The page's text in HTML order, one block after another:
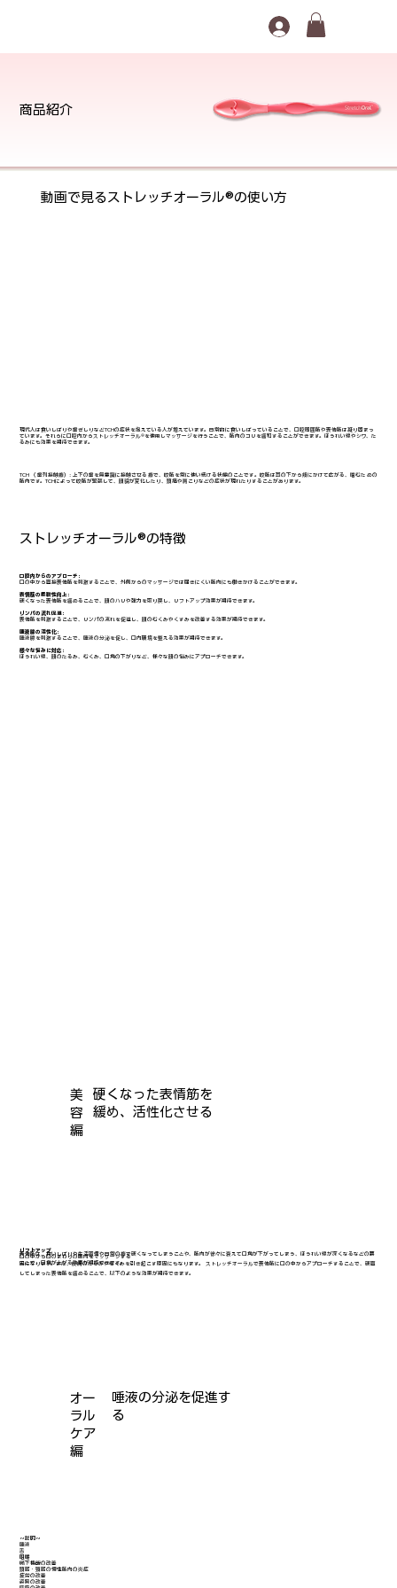
商品紹介
動画で見るストレッチオーラル®の使い方
現代人は食いしばりや歯ぎしりなどTCHの症状を抱えている人が増えています。日常的に食いしばっていることで、口腔周囲筋や表情筋は凝り固まっ
ています。それらに口腔内からストレッチオーラル®を使用しマッサージを行うことで、筋肉のコリを緩和することができます。ほうれい線やシワ、た
るみにも効果を期待できます。
TCH （歯列接触癖）: 上下の歯を無意識に接触させる癖で、咬筋を常に使い続ける状態のことです。咬筋は耳の下から頬にかけて広がる、噛むための
筋肉です。TCHによって咬筋が緊張して、顔貌が変化したり、頭痛や肩こりなどの症状が現れたりすることがあります。
ストレッチオーラル®の特徴
口腔内からのアプローチ:
口の中から直接表情筋を刺激することで、外側からのマッサージでは届きにくい筋肉にも働きかけることができます。
表情筋の柔軟性向上:
硬くなった表情筋を緩めることで、顔のハリや弾力を取り戻し、リフトアップ効果が期待できます。
リンパの流れ促進:
表情筋を刺激することで、リンパの流れを促進し、顔のむくみやくすみを改善する効果が期待できます。
唾液腺の活性化:
唾液腺を刺激することで、唾液の分泌を促し、口内環境を整える効果が期待できます。
様々な悩みに対応:
ほうれい線、顔のたるみ、むくみ、口角の下がりなど、様々な顔の悩みにアプローチできます。
美
容
編
硬くなった表情筋を
緩め、活性化させる
表情筋は、食いしばりや生活習慣や日常の癖で硬くなってしまうことや、筋肉が徐々に衰えて口角が下がってしまう、ほうれい線が深くなるなどの要
因になります。また、皮膚のたるみやむくみを引き起こす原因にもなります。 ストレッチオーラルで表情筋に口の中からアプローチすることで、硬直
してしまった表情筋を緩めることで、以下のような効果が期待できます。
リフトアップ
口の中から口のまわりの筋肉をマッサージする
ことで、口角が上がる効果が期待できます。
オー
ラル
ケア
編
唾液の分泌を促進す
る
～説明～
唾液
舌
咀嚼
嚥下機能の改善
頭部・頸部の慢性筋肉の炎症
疲労の改善
姿勢の改善